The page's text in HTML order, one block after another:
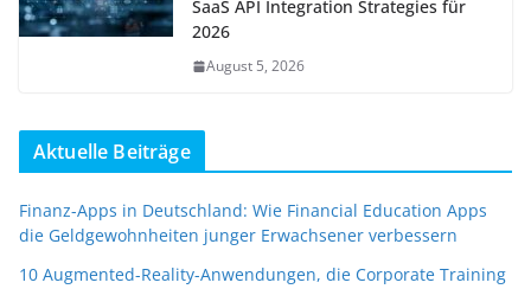
SaaS API Integration Strategies für
2026
August 5, 2026
Aktuelle Beiträge
Finanz-Apps in Deutschland: Wie Financial Education Apps
die Geldgewohnheiten junger Erwachsener verbessern
10 Augmented-Reality-Anwendungen, die Corporate Training